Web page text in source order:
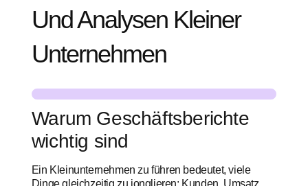
Und Analysen Kleiner
Unternehmen
Warum Geschäftsberichte
wichtig sind
Ein Kleinunternehmen zu führen bedeutet, viele
Dinge gleichzeitig zu jonglieren: Kunden, Umsatz,